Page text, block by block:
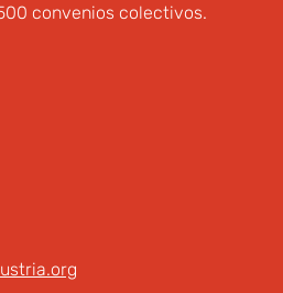
convenios colectivos.